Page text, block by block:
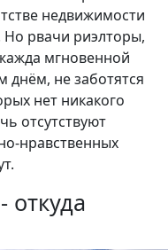
недвижимости
рвачи риэлторы,
мгновенной
не заботятся
нет никакого
отсутствуют
нравственных
откуда